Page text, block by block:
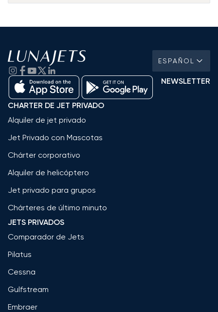
ESPAÑOL
NEWSLETTER
CHARTER DE JET PRIVADO
Alquiler de jet privado
Jet Privado con Mascotas
Chárter corporativo
Alquiler de helicóptero
Jet privado para grupos
Chárteres de último minuto
JETS PRIVADOS
Comparador de Jets
Pilatus
Cessna
Gulfstream
Embraer